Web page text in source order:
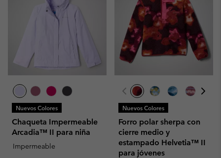
Nuevos Colores
Chaqueta Impermeable
Arcadia™ II para niña
Impermeable
Nuevos Colores
Forro polar sherpa con
cierre medio y
estampado Helvetia™ II
para jóvenes